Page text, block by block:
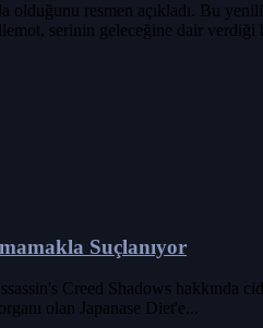
resmen açıkladı. Bu
serinin geleceğine dair verdiği
Suçlanıyor
Creed Shadows
olan Japanase Diet'e...